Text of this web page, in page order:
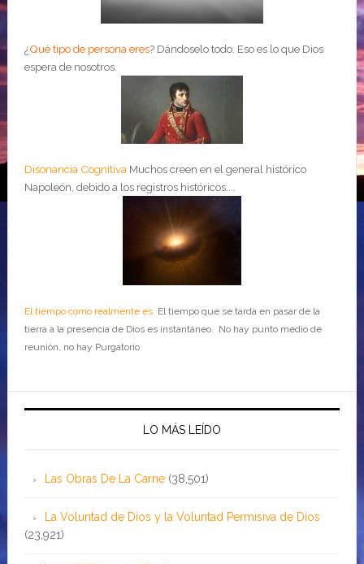
¿Qué tipo de persona eres? Dándoselo todo. Eso es lo que Dios
espera de nosotros.
Disonancia Cognitiva Muchos creen en el general histórico
Napoleón, debido a los registros históricos....
El tiempo como realmente esEl tiempo que se tarda en pasar de la
tierra a la presencia de Dios es instantáneo. No hay punto medio de
reunión, no hay Purgatorio.
LO MÁS LEÍDO
Las Obras De La Carne (38,501)
La Voluntad de Dios y la Voluntad Permisiva de Dios
(23,921)